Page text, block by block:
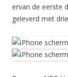
ervan de eerste
geleverd met